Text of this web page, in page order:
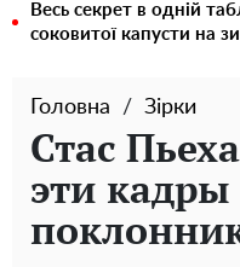
Весь секрет в одній
соковитої капусти на
Головна Зірки
Стас
эти кадры